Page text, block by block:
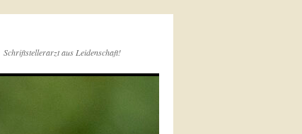
Schriftstellerarzt aus Leidenschaft!